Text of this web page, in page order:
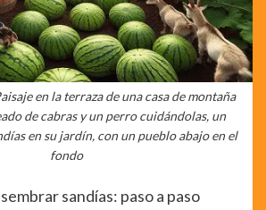
en la terraza de una casa de montaña
de cabras y un perro cuidándolas, un
en su jardín, con un pueblo abajo en el
fondo
sandías: paso a paso